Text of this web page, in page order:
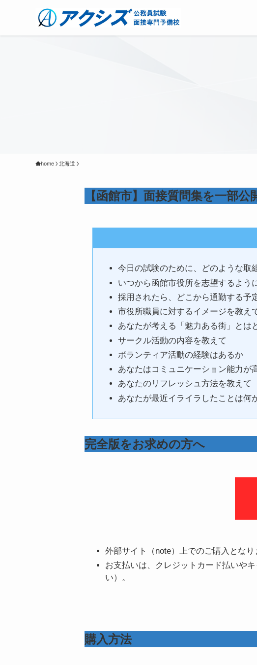
home 北海道
【函館市】面接質問集を一部公
今日の試験のために、どのような取
いつから函館市役所を志望するよう
採用されたら、どこから通勤する予
市役所職員に対するイメージを教え
あなたが考える「魅力ある街」とは
サークル活動の内容を教えて
ボランティア活動の経験はあるか
あなたはコミュニケーション能力が
あなたのリフレッシュ方法を教えて
あなたが最近イライラしたことは何
完全版をお求めの方へ
外部サイト（note）上でのご購入となり
お支払いは、クレジットカード払いや
い）。
購入方法